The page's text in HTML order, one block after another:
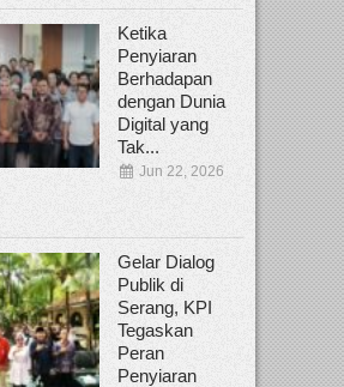
Ketika
Penyiaran
Berhadapan
dengan Dunia
Digital yang
Tak...
Jun 22, 2026
Gelar Dialog
Publik di
Serang, KPI
Tegaskan
Peran
Penyiaran